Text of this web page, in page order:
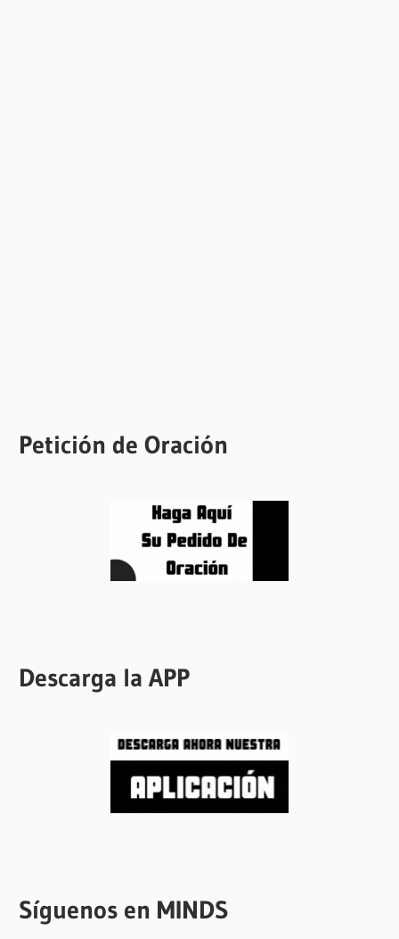
Petición de Oración
Descarga la APP
Síguenos en MINDS